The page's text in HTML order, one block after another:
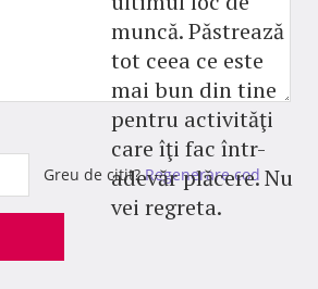
muncă. Păstrează
tot ceea ce este
mai bun din tine
pentru activităţi
care îţi fac într-
adevăr plăcere. Nu
vei regreta.
Greu de citit?Regenerare cod